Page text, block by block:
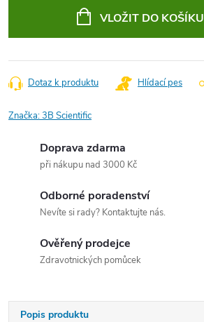
VLOŽIT DO KOŠÍKU
Dotaz k produktu Hlídací pes
Značka:3B Scientific
Doprava zdarma
při nákupu nad 3000 Kč
Odborné poradenství
Nevíte si rady? Kontaktujte nás.
Ověřený prodejce
Zdravotnických pomůcek
Popis produktu